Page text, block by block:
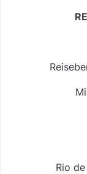
Rio